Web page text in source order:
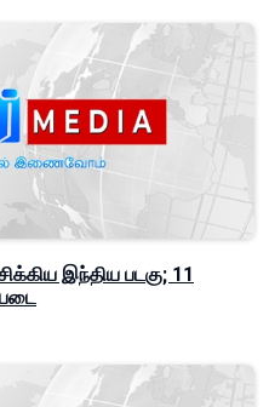
இந்திய படகு; 11